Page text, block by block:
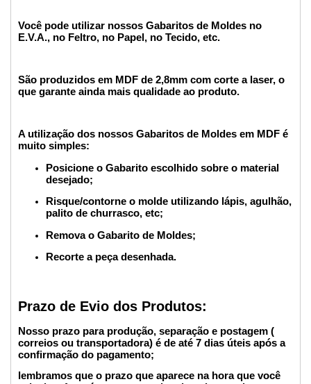
Você pode utilizar nossos Gabaritos de Moldes no
E.V.A., no Feltro, no Papel, no Tecido, etc.
São produzidos em MDF de 2,8mm com corte a laser, o
que garante ainda mais qualidade ao produto.
A utilização dos nossos Gabaritos de Moldes em MDF é
muito simples:
Posicione o Gabarito escolhido sobre o material
desejado;
Risque/contorne o molde utilizando lápis, agulhão,
palito de churrasco, etc;
Remova o Gabarito de Moldes;
Recorte a peça desenhada.
Prazo de Evio dos Produtos:
Nosso prazo para produção, separação e postagem (
correios ou transportadora) é de até 7 dias úteis após a
confirmação do pagamento;
lembramos que o prazo que aparece na hora que você